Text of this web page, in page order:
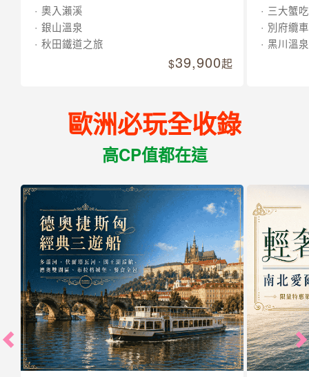
奧入瀨溪
銀山溫泉
秋田鐵道之旅
39,900起
三大蟹
別府纜車
黑川溫泉
歐洲必玩全收錄
高CP值都在這